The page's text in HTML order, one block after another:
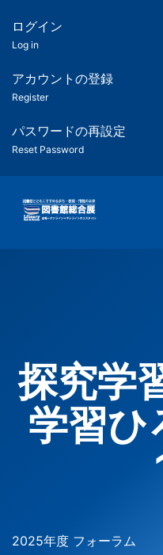
ツ
匿
名
ユ
ー
ー
用
メ
ログイン
Log in
アカウントの登録
Register
パスワードの再設定
Reset Password
探究学
学習ひ
2025年度 フォーラム